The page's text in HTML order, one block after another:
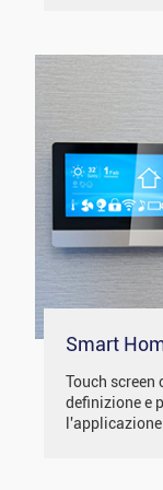
Smart
Touch
definizione e